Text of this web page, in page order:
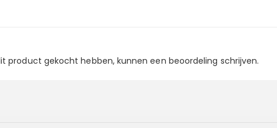
product gekocht hebben, kunnen een beoordeling schrijven.